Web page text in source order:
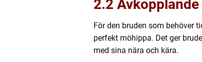
2.2
För den bruden som behöver
perfekt möhippa. Det ger
med sina nära och kära.